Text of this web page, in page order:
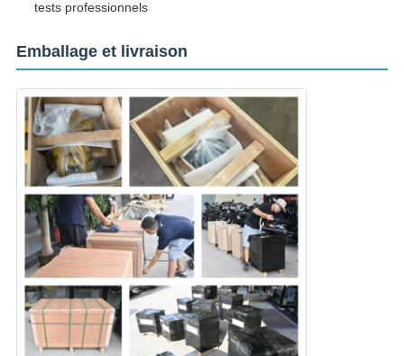
tests professionnels
Emballage et livraison